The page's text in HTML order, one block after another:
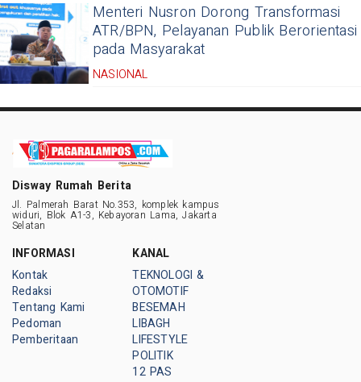
Menteri Nusron Dorong Transformasi
ATR/BPN, Pelayanan Publik Berorientasi
pada Masyarakat
NASIONAL
Disway Rumah Berita
Jl. Palmerah Barat No.353, komplek kampus
widuri, Blok A1-3, Kebayoran Lama, Jakarta
Selatan
INFORMASI
Kontak
Redaksi
Tentang Kami
Pedoman
Pemberitaan
KANAL
TEKNOLOGI &
OTOMOTIF
BESEMAH
LIBAGH
LIFESTYLE
POLITIK
12 PAS